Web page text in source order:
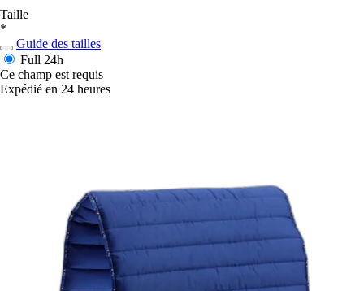
Taille
*
Guide des tailles
Full 24h
Ce champ est requis
Expédié en 24 heures